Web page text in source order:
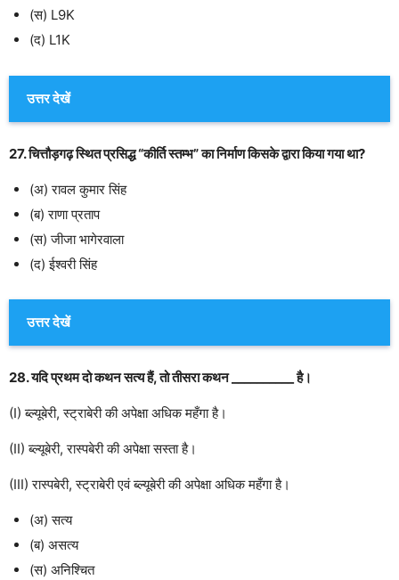
(स) L9K
(द) L1K
उत्तर देखें
27. चित्तौड़गढ़ स्थित प्रसिद्ध “कीर्ति स्तम्भ” का निर्माण किसके द्वारा किया गया था?
(अ) रावल कुमार सिंह
(ब) राणा प्रताप
(स) जीजा भागेरवाला
(द) ईश्वरी सिंह
उत्तर देखें
28. यदि प्रथम दो कथन सत्य हैं, तो तीसरा कथन __________ है।
(I) ब्ल्यूबेरी, स्ट्राबेरी की अपेक्षा अधिक महँगा है।
(II) ब्ल्यूबेरी, रास्पबेरी की अपेक्षा सस्ता है।
(III) रास्पबेरी, स्ट्राबेरी एवं ब्ल्यूबेरी की अपेक्षा अधिक महँगा है।
(अ) सत्य
(ब) असत्य
(स) अनिश्चित